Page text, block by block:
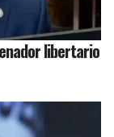
libertario